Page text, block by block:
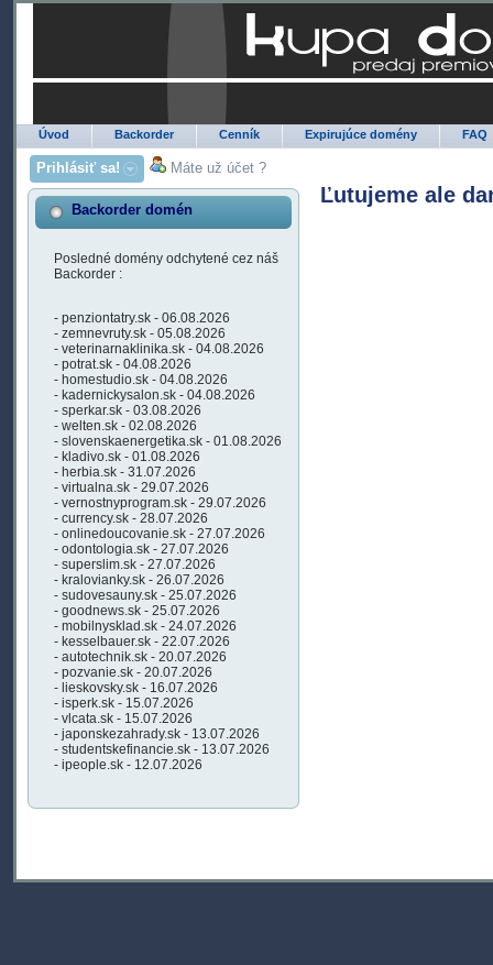
Úvod Backorder Cenník Expirujúce domény FAQ
Prihlásiť sa! Máte už účet ?
Backorder domén
Posledné domény odchytené cez náš
Backorder :
- penziontatry.sk - 06.08.2026
- zemnevruty.sk - 05.08.2026
- veterinarnaklinika.sk - 04.08.2026
- potrat.sk - 04.08.2026
- homestudio.sk - 04.08.2026
- kadernickysalon.sk - 04.08.2026
- sperkar.sk - 03.08.2026
- welten.sk - 02.08.2026
- slovenskaenergetika.sk - 01.08.2026
- kladivo.sk - 01.08.2026
- herbia.sk - 31.07.2026
- virtualna.sk - 29.07.2026
- vernostnyprogram.sk - 29.07.2026
- currency.sk - 28.07.2026
- onlinedoucovanie.sk - 27.07.2026
- odontologia.sk - 27.07.2026
- superslim.sk - 27.07.2026
- kralovianky.sk - 26.07.2026
- sudovesauny.sk - 25.07.2026
- goodnews.sk - 25.07.2026
- mobilnysklad.sk - 24.07.2026
- kesselbauer.sk - 22.07.2026
- autotechnik.sk - 20.07.2026
- pozvanie.sk - 20.07.2026
- lieskovsky.sk - 16.07.2026
- isperk.sk - 15.07.2026
- vlcata.sk - 15.07.2026
- japonskezahrady.sk - 13.07.2026
- studentskefinancie.sk - 13.07.2026
- ipeople.sk - 12.07.2026
Ľutujeme ale